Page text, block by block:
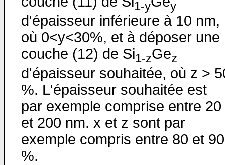
1-y y
d'épaisseur inférieure à 10 nm,
où 0<y<30%, et à déposer une
couche (12) de Si1-zGez
d'épaisseur souhaitée, où z >
%. L'épaisseur souhaitée est
par exemple comprise entre 20
et 200 nm. x et z sont par
exemple compris entre 80 et 90
%.